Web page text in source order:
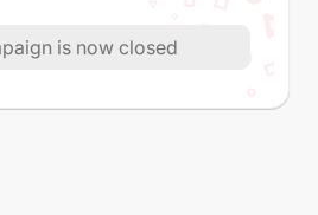
is now closed